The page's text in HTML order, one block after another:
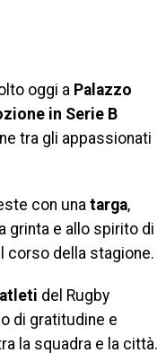
oggi a Palazzo
in Serie B
tra gli appassionati
con una targa,
grinta e allo spirito di
corso della stagione.
del Rugby
di gratitudine e
la squadra e la città.